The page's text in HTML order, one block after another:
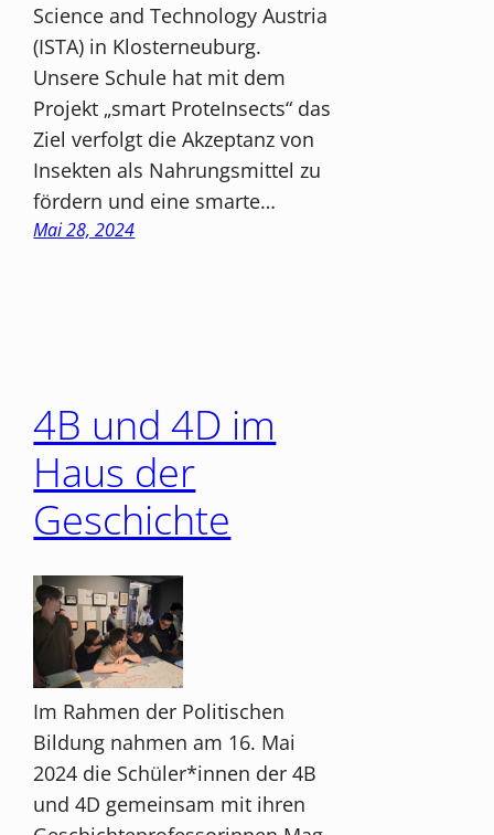
Science and Technology Austria
(ISTA) in Klosterneuburg.
Unsere Schule hat mit dem
Projekt „smart ProteInsects“ das
Ziel verfolgt die Akzeptanz von
Insekten als Nahrungsmittel zu
fördern und eine smarte…
Mai 28, 2024
4B und 4D im
Haus der
Geschichte
Im Rahmen der Politischen
Bildung nahmen am 16. Mai
2024 die Schüler*innen der 4B
und 4D gemeinsam mit ihren